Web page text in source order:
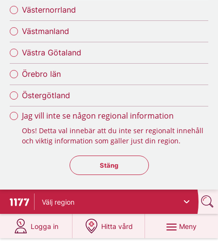
Västernorrland
Västmanland
Västra Götaland
Örebro län
Östergötland
Jag vill inte se någon regional information
Obs! Detta val innebär att du inte ser regionalt innehåll
och viktig information som gäller just din region.
Stäng regionsväljaren
Stäng
Till startsidan för 1177
Välj region
Logga in
på 1177.se
Hitta vård
på 1177.se
Meny